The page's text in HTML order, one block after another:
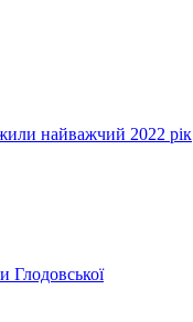
найважчий 2022 рік
Глодовської